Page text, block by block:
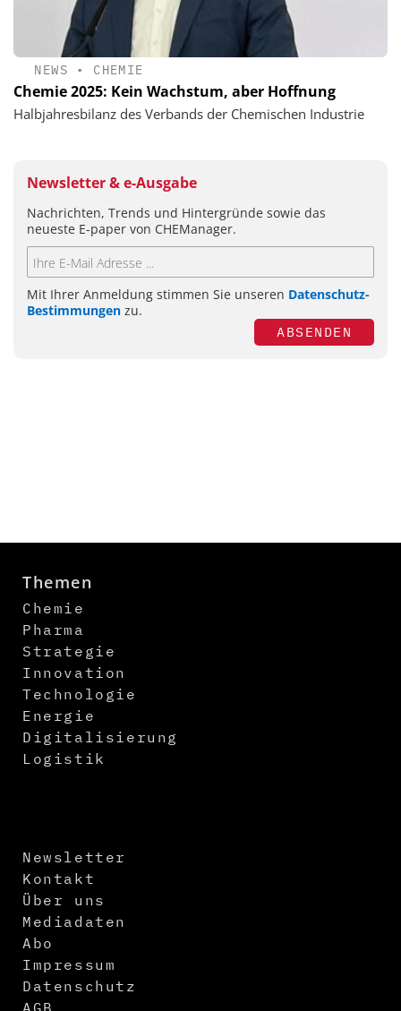
NEWS • CHEMIE
Chemie 2025: Kein Wachstum, aber Hoffnung
Halbjahresbilanz des Verbands der Chemischen Industrie
Newsletter & e-Ausgabe
Nachrichten, Trends und Hintergründe sowie das
neueste E-paper von CHEManager.
Mit Ihrer Anmeldung stimmen Sie unseren Datenschutz-
Bestimmungen zu.
ABSENDEN
Themen
Chemie
Pharma
Strategie
Innovation
Technologie
Energie
Digitalisierung
Logistik
Newsletter
Kontakt
Über uns
Mediadaten
Abo
Impressum
Datenschutz